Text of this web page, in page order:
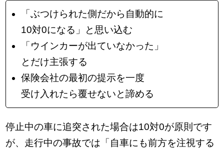
「ぶつけられた側だから自動的に
10対0になる」と思い込む
「ウインカーが出ていなかった」
とだけ主張する
保険会社の最初の提示を一度
受け入れたら覆せないと諦める
停止中の車に追突された場合は10対0が原則です
が、走行中の事故では「自車にも前方を注視する